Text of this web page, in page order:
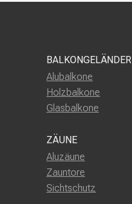
BALKONGELÄNDER
Alubalkone
Holzbalkone
Glasbalkone
ZÄUNE
Aluzäune
Zauntore
Sichtschutz